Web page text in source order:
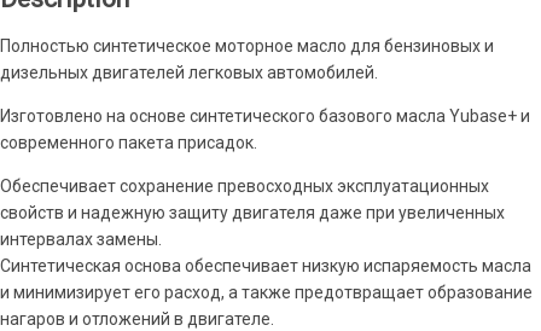
Полностью синтетическое моторное масло для бензиновых и
дизельных двигателей легковых автомобилей.
Изготовлено на основе синтетического базового масла Yubase+ и
современного пакета присадок.
Обеспечивает сохранение превосходных эксплуатационных
свойств и надежную защиту двигателя даже при увеличенных
интервалах замены.
Синтетическая основа обеспечивает низкую испаряемость масла
и минимизирует его расход, а также предотвращает образование
нагаров и отложений в двигателе.